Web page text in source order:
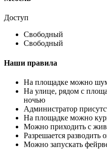
Доступ
Свободный
Свободный
Наши правила
На площадке можно
На улице, рядом с
ночью
Администратор
На площадке можно
Можно приходить с
Разрешается разводить
Можно запускать